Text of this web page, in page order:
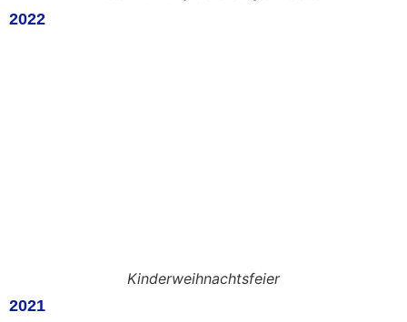
2022
Kinderweihnachtsfeier
2021